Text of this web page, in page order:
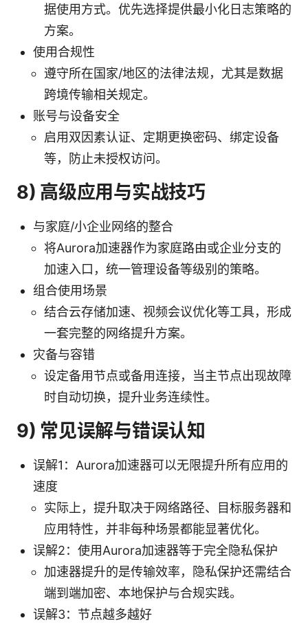
据使用方式。优先选择提供最小化日志策略的
方案。
使用合规性
遵守所在国家/地区的法律法规，尤其是数据
跨境传输相关规定。
账号与设备安全
启用双因素认证、定期更换密码、绑定设备
等，防止未授权访问。
8) 高级应用与实战技巧
与家庭/小企业网络的整合
将Aurora加速器作为家庭路由或企业分支的
加速入口，统一管理设备等级别的策略。
组合使用场景
结合云存储加速、视频会议优化等工具，形成
一套完整的网络提升方案。
灾备与容错
设定备用节点或备用连接，当主节点出现故障
时自动切换，提升业务连续性。
9) 常见误解与错误认知
误解1：Aurora加速器可以无限提升所有应用的
速度
实际上，提升取决于网络路径、目标服务器和
应用特性，并非每种场景都能显著优化。
误解2：使用Aurora加速器等于完全隐私保护
加速器提升的是传输效率，隐私保护还需结合
端到端加密、本地保护与合规实践。
误解3：节点越多越好